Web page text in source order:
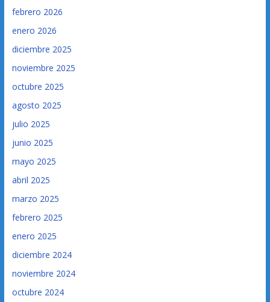
febrero 2026
enero 2026
diciembre 2025
noviembre 2025
octubre 2025
agosto 2025
julio 2025
junio 2025
mayo 2025
abril 2025
marzo 2025
febrero 2025
enero 2025
diciembre 2024
noviembre 2024
octubre 2024